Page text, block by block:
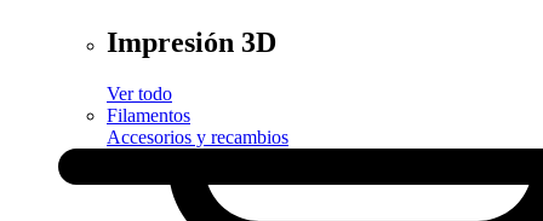
Impresión 3D
Ver todo
Filamentos
Accesorios y recambios